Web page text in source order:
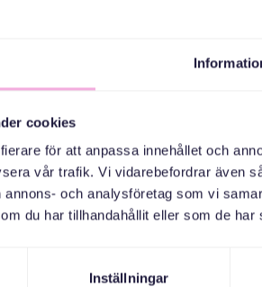
cookies
för att anpassa innehållet och
vår trafik. Vi vidarebefordrar även
och analysföretag som vi
du har tillhandahållit eller som de
Inställningar
pepparkakor och
coach
och tränar på att prata svenska. Vi
Doroshenko. Barn är självklart
flyktingar, som är här under